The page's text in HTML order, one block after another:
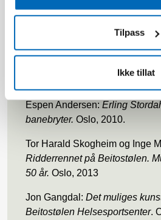
Tilpass
Ikke tillat
Mer om Erling Stordahl
Espen Andersen: Erling
banebryter. Oslo, 2010.
Tor Harald Skogheim og Inge
Ridderrennet på Beitostølen.
50 år. Oslo, 2013
Jon Gangdal: Det muliges
Beitostølen Helsesportsenter.